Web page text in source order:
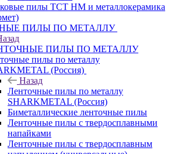
пилы ТСТ НМ и металлокерамика
ПИЛЫ ПО МЕТАЛЛУ
ПИЛЫ ПО МЕТАЛЛУ
пилы по металлу
(Россия)
Назад
Ленточные пилы по металлу
SHARKMETAL (Россия)
Биметаллические ленточные пилы
Ленточные пилы с твердосплавными
напайками
Ленточные пилы с твердосплавным